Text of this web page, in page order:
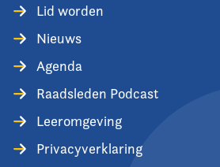
Lid worden
Nieuws
Agenda
Raadsleden Podcast
Leeromgeving
Privacyverklaring